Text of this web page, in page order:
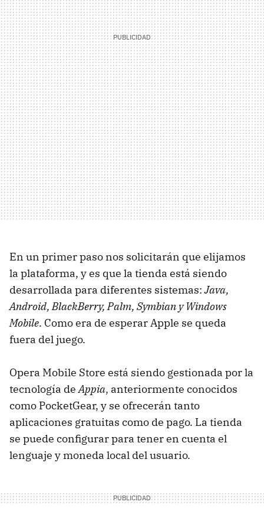
En un primer paso nos solicitarán que elijamos
la plataforma, y es que la tienda está siendo
desarrollada para diferentes sistemas:Java,
Android, BlackBerry, Palm, Symbian y Windows
Mobile. Como era de esperar Apple se queda
fuera del juego.
Opera Mobile Store está siendo gestionada por la
tecnología deAppia, anteriormente conocidos
como PocketGear, y se ofrecerán tanto
aplicaciones gratuitas como de pago. La tienda
se puede configurar para tener en cuenta el
lenguaje y moneda local del usuario.